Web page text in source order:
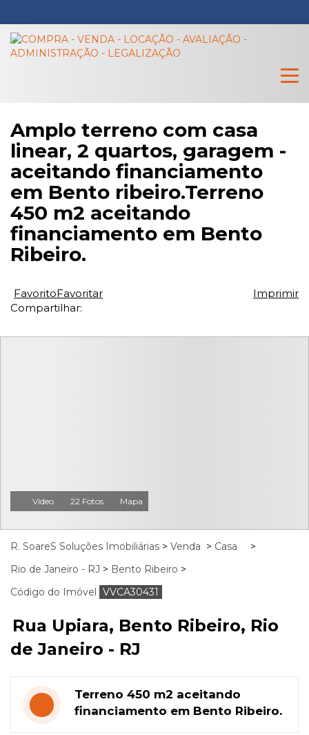
Amplo terreno com casa
linear, 2 quartos, garagem -
aceitando financiamento
em Bento ribeiro.Terreno
450 m2 aceitando
financiamento em Bento
Ribeiro.
FavoritoFavoritar
Imprimir
Compartilhar:
Vídeo 22 Fotos Mapa
R. SoareS Soluções Imobiliárias > Venda > Casa
>
Rio de Janeiro - RJ > Bento Ribeiro >
Código do Imóvel VVCA30431
Rua Upiara, Bento Ribeiro, Rio
de Janeiro - RJ
Terreno 450 m2 aceitando
financiamento em Bento Ribeiro.